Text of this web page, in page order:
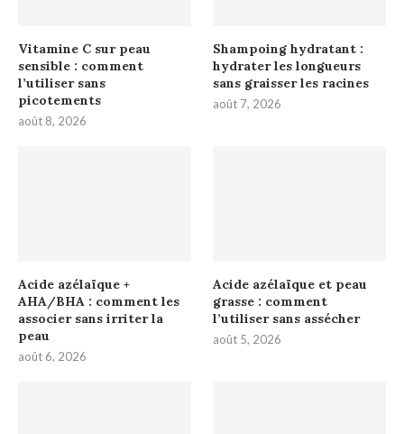
Vitamine C sur peau
sensible : comment
l’utiliser sans
picotements
août 8, 2026
Shampoing hydratant :
hydrater les longueurs
sans graisser les racines
août 7, 2026
Acide azélaïque +
AHA/BHA : comment les
associer sans irriter la
peau
août 6, 2026
Acide azélaïque et peau
grasse : comment
l’utiliser sans assécher
août 5, 2026